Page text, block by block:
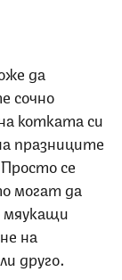
да
сочно
котката си
празниците
се
могат да
на
друго.